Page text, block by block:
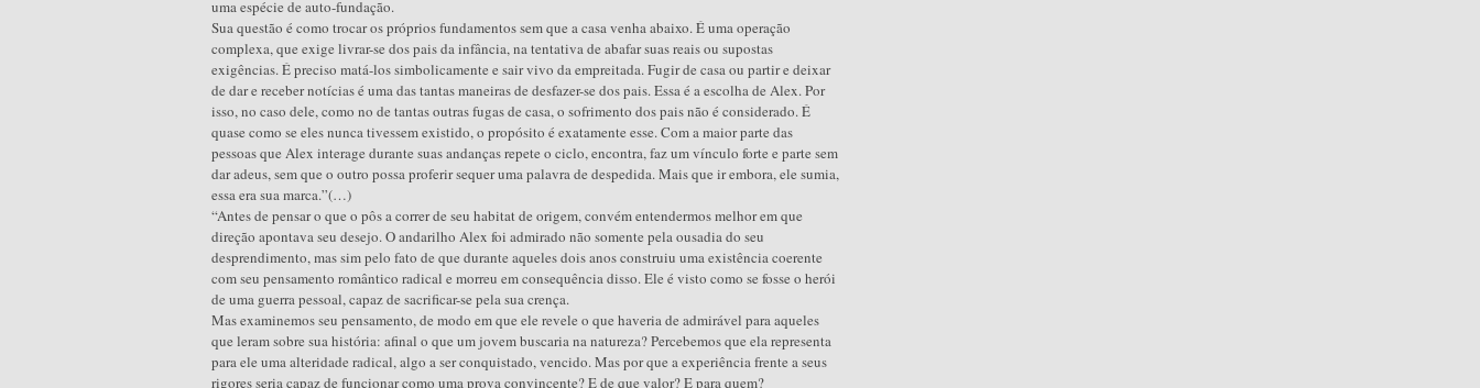
uma espécie de auto-fundação.
Sua questão é como trocar os próprios fundamentos sem que a casa venha abaixo. É uma operação
complexa, que exige livrar-se dos pais da infância, na tentativa de abafar suas reais ou supostas
exigências. É preciso matá-los simbolicamente e sair vivo da empreitada. Fugir de casa ou partir e deixar
de dar e receber notícias é uma das tantas maneiras de desfazer-se dos pais. Essa é a escolha de Alex. Por
isso, no caso dele, como no de tantas outras fugas de casa, o sofrimento dos pais não é considerado. É
quase como se eles nunca tivessem existido, o propósito é exatamente esse. Com a maior parte das
pessoas que Alex interage durante suas andanças repete o ciclo, encontra, faz um vínculo forte e parte sem
dar adeus, sem que o outro possa proferir sequer uma palavra de despedida. Mais que ir embora, ele sumia,
essa era sua marca.”(…)
“Antes de pensar o que o pôs a correr de seu habitat de origem, convém entendermos melhor em que
direção apontava seu desejo. O andarilho Alex foi admirado não somente pela ousadia do seu
desprendimento, mas sim pelo fato de que durante aqueles dois anos construiu uma existência coerente
com seu pensamento romântico radical e morreu em consequência disso. Ele é visto como se fosse o herói
de uma guerra pessoal, capaz de sacrificar-se pela sua crença.
Mas examinemos seu pensamento, de modo em que ele revele o que haveria de admirável para aqueles
que leram sobre sua história: afinal o que um jovem buscaria na natureza? Percebemos que ela representa
para ele uma alteridade radical, algo a ser conquistado, vencido. Mas por que a experiência frente a seus
rigores seria capaz de funcionar como uma prova convincente? E de que valor? E para quem?